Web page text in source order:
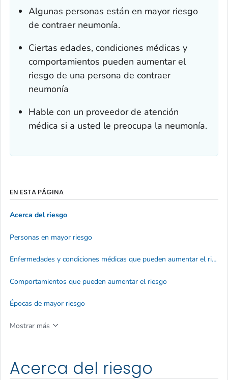
Algunas personas están en mayor riesgo
de contraer neumonía.
Ciertas edades, condiciones médicas y
comportamientos pueden aumentar el
riesgo de una persona de contraer
neumonía
Hable con un proveedor de atención
médica si a usted le preocupa la neumonía.
Acerca del riesgo
EN ESTA PÁGINA
Acerca del riesgo
Personas en mayor riesgo
Enfermedades y condiciones médicas que pueden aumentar el riesgo
Comportamientos que pueden aumentar el riesgo
Épocas de mayor riesgo
Mostrar más